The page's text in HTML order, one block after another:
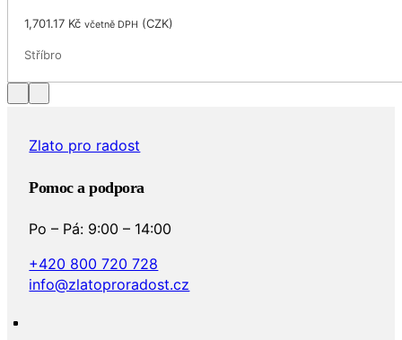
1,701.17 Kč včetně DPH (CZK)
Stříbro
Zlato pro radost
Pomoc a podpora
Po – Pá: 9:00 – 14:00
+420 800 720 728
info@zlatoproradost.cz